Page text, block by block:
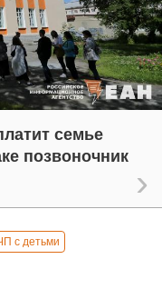
семье
позвоночник
с детьми